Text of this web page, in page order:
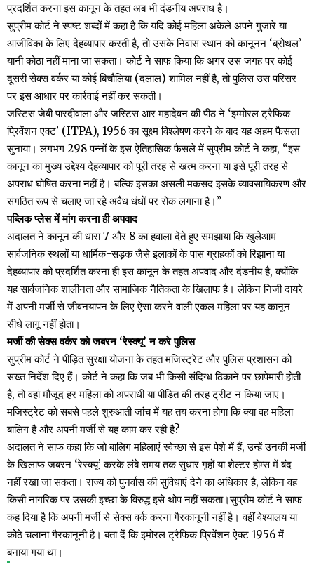
प्रदर्शित करना इस कानून के तहत अब भी दंडनीय अपराध है।
सुप्रीम कोर्ट ने स्पष्ट शब्दों में कहा है कि यदि कोई महिला अकेले अपने गुजारे या
आजीविका के लिए देहव्यापार करती है, तो उसके निवास स्थान को कानूनन ‘ब्रोथल’
यानी कोठा नहीं माना जा सकता। कोर्ट ने साफ किया कि अगर उस जगह पर कोई
दूसरी सेक्स वर्कर या कोई बिचौलिया (दलाल) शामिल नहीं है, तो पुलिस उस परिसर
पर इस आधार पर कार्रवाई नहीं कर सकती।
जस्टिस जेबी पारदीवाला और जस्टिस आर महादेवन की पीठ ने ‘इम्मोरल ट्रैफिक
प्रिवेंशन एक्ट’ (ITPA), 1956 का सूक्ष्म विश्लेषण करने के बाद यह अहम फैसला
सुनाया। लगभग 298 पन्नों के इस ऐतिहासिक फैसले में सुप्रीम कोर्ट ने कहा, “इस
कानून का मुख्य उद्देश्य देहव्यापार को पूरी तरह से खत्म करना या इसे पूरी तरह से
अपराध घोषित करना नहीं है। बल्कि इसका असली मकसद इसके व्यावसायिकरण और
संगठित रूप से चलाए जा रहे अवैध धंधों पर रोक लगाना है।”
पब्लिक प्लेस में मांग करना ही अपवाद
अदालत ने कानून की धारा 7 और 8 का हवाला देते हुए समझाया कि खुलेआम
सार्वजनिक स्थलों या धार्मिक-सड़क जैसे इलाकों के पास ग्राहकों को रिझाना या
देहव्यापार को प्रदर्शित करना ही इस कानून के तहत अपवाद और दंडनीय है, क्योंकि
यह सार्वजनिक शालीनता और सामाजिक नैतिकता के खिलाफ है। लेकिन निजी दायरे
में अपनी मर्जी से जीवनयापन के लिए ऐसा करने वाली एकल महिला पर यह कानून
सीधे लागू नहीं होता।
मर्जी की सेक्स वर्कर को जबरन ‘रेस्क्यू’ न करे पुलिस
सुप्रीम कोर्ट ने पीड़ित सुरक्षा योजना के तहत मजिस्ट्रेट और पुलिस प्रशासन को
सख्त निर्देश दिए हैं। कोर्ट ने कहा कि जब भी किसी संदिग्ध ठिकाने पर छापेमारी होती
है, तो वहां मौजूद हर महिला को अपराधी या पीड़ित की तरह ट्रीट न किया जाए।
मजिस्ट्रेट को सबसे पहले शुरुआती जांच में यह तय करना होगा कि क्या वह महिला
बालिग है और अपनी मर्जी से यह काम कर रही है?
अदालत ने साफ कहा कि जो बालिग महिलाएं स्वेच्छा से इस पेशे में हैं, उन्हें उनकी मर्जी
के खिलाफ जबरन ‘रेस्क्यू’ करके लंबे समय तक सुधार गृहों या शेल्टर होम्स में बंद
नहीं रखा जा सकता। राज्य को पुनर्वास की सुविधाएं देने का अधिकार है, लेकिन वह
किसी नागरिक पर उसकी इच्छा के विरुद्ध इसे थोप नहीं सकता।सुप्रीम कोर्ट ने साफ
कह दिया है कि अपनी मर्जी से सेक्स वर्क करना गैरकानूनी नहीं है। वहीं वेश्यालय या
कोठे चलाना गैरकानूनी है। बता दें कि इमोरल ट्रैफिक प्रिवेंशन ऐक्ट 1956 में
बनाया गया था।